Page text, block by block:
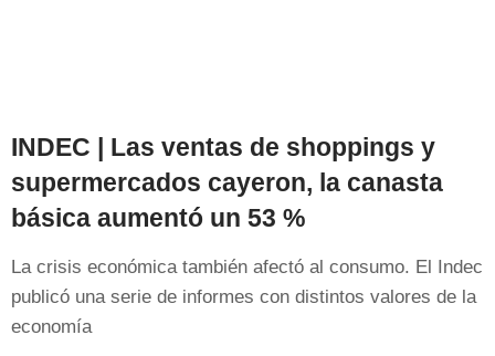
INDEC | Las ventas de shoppings y
supermercados cayeron, la canasta
básica aumentó un 53 %
La crisis económica también afectó al consumo. El Indec
publicó una serie de informes con distintos valores de la
economía